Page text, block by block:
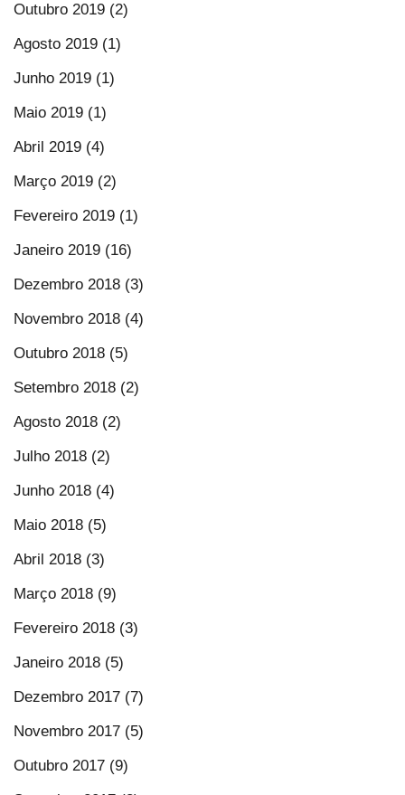
Outubro 2019 (2)
Agosto 2019 (1)
Junho 2019 (1)
Maio 2019 (1)
Abril 2019 (4)
Março 2019 (2)
Fevereiro 2019 (1)
Janeiro 2019 (16)
Dezembro 2018 (3)
Novembro 2018 (4)
Outubro 2018 (5)
Setembro 2018 (2)
Agosto 2018 (2)
Julho 2018 (2)
Junho 2018 (4)
Maio 2018 (5)
Abril 2018 (3)
Março 2018 (9)
Fevereiro 2018 (3)
Janeiro 2018 (5)
Dezembro 2017 (7)
Novembro 2017 (5)
Outubro 2017 (9)